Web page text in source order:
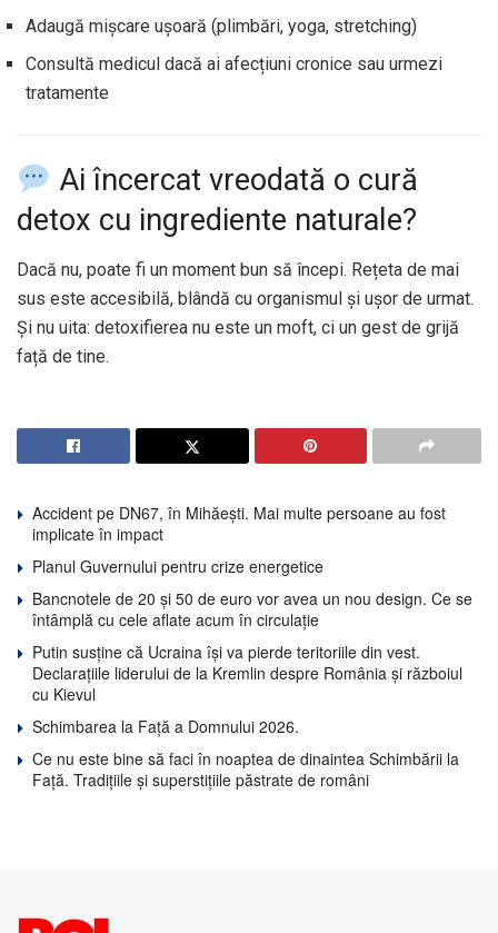
Adaugă mișcare ușoară (plimbări, yoga, stretching)
Consultă medicul dacă ai afecțiuni cronice sau urmezi
tratamente
Ai încercat vreodată o cură
detox cu ingrediente naturale?
Dacă nu, poate fi un moment bun să începi. Rețeta de mai
sus este accesibilă, blândă cu organismul și ușor de urmat.
Și nu uita: detoxifierea nu este un moft, ci un gest de grijă
față de tine.
Accident pe DN67, în Mihăești. Mai multe persoane au fost
implicate în impact
Planul Guvernului pentru crize energetice
Bancnotele de 20 și 50 de euro vor avea un nou design. Ce se
întâmplă cu cele aflate acum în circulație
Putin susține că Ucraina își va pierde teritoriile din vest.
Declarațiile liderului de la Kremlin despre România și războiul
cu Kievul
Schimbarea la Față a Domnului 2026.
Ce nu este bine să faci în noaptea de dinaintea Schimbării la
Față. Tradițiile și superstițiile păstrate de români